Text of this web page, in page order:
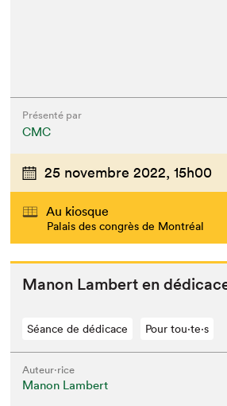
Présenté par
CMC
25 novembre 2022, 15h00
Au kiosque
Palais des congrès de Montréal
Manon Lam­bert en
Séance de dédicace Pour tou⋅te⋅s
Auteur·rice
Manon Lambert